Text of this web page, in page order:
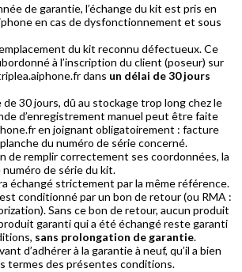
de garantie, l’échange du kit est pris en
en cas de dysfonctionnement et sous
du kit reconnu défectueux. Ce
à l’inscription du client (poseur) sur
dans un délai de 30 jours
de 30 jours, dû au stockage trop long chez le
d’enregistrement manuel peut être faite
en joignant obligatoirement : facture
du numéro de série concerné.
de remplir correctement ses coordonnées, la
de série du kit.
échangé strictement par la même référence.
conditionné par un bon de retour (ou RMA :
Sans ce bon de retour, aucun produit
garanti qui a été échangé reste garanti
sans prolongation de garantie.
d’adhérer à la garantie à neuf, qu’il a bien
termes des présentes conditions.